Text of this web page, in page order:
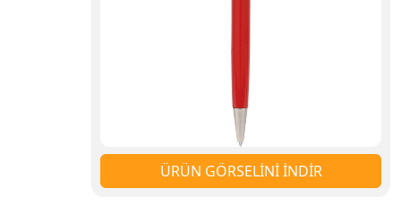
ÜRÜN GÖRSELİNİ İNDİR